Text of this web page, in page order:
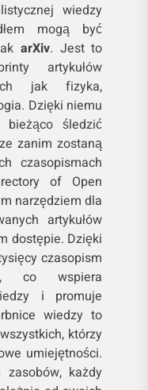
wiedzy
mogą być
arXiv. Jest to
artykułów
jak fizyka,
Dzięki niemu
śledzić
zanim zostaną
czasopismach
of Open
narzędziem dla
artykułów
dostępie. Dzięki
czasopism
co wspiera
i promuje
wiedzy to
którzy
umiejętności.
zasobów, każdy